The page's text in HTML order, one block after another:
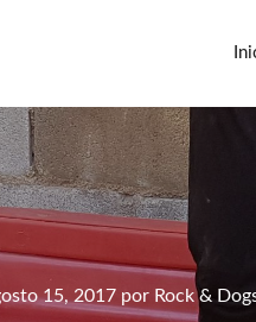
15, 2017 por Rock &